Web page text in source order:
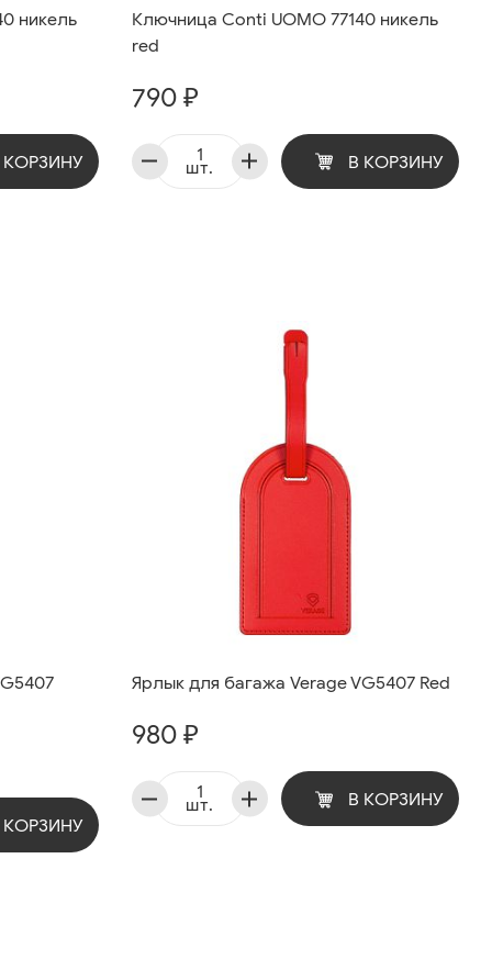
никель
КОРЗИНУ
Ключница Conti UOMO 77140 никель
red
790 ₽
шт. В КОРЗИНУ
КОРЗИНУ
Ярлык для багажа Verage VG5407 Red
980 ₽
шт. В КОРЗИНУ